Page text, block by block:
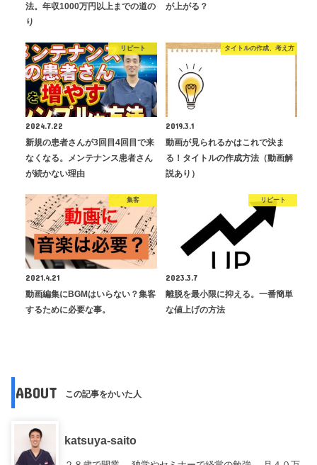
法。年収1000万円以上までの道の
り
が上がる？
リピート
2024.7.22
新規の患者さんが3回目4回目で来
なくなる。メンテナンス患者さん
が続かない理由
タイトルの作成、考え方
2019.3.1
動画が見られるかはこれで決ま
る！タイトルの作成方法（動画解
説あり）
集客
2021.4.21
動画編集にBGMはいらない？集客
するために必要な事。
リピート
2023.3.7
離脱を最小限に抑える。一番簡単
な値上げの方法
ABOUT この記事をかいた人
katsuya-saito